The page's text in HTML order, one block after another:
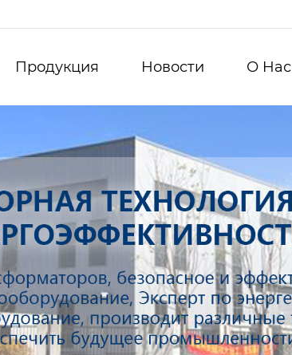
Продукция Новости О Hас